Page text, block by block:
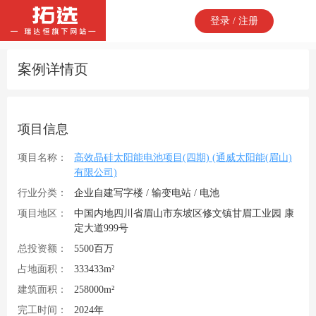
登录 / 注册
案例详情页
项目信息
项目名称：
高效晶硅太阳能电池项目(四期) (通威太阳能(眉山)
有限公司)
行业分类：
企业自建写字楼 / 输变电站 / 电池
项目地区：
中国内地四川省眉山市东坡区修文镇甘眉工业园 康
定大道999号
总投资额：
5500百万
占地面积：
333433m²
建筑面积：
258000m²
完工时间：
2024年